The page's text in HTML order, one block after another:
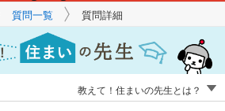
質問一覧 質問詳細
教えて！住まいの先生とは？